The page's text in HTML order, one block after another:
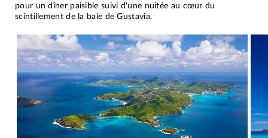
pour un dîner paisible suivi d'une nuitée au cœur du
scintillement de la baie de Gustavia.